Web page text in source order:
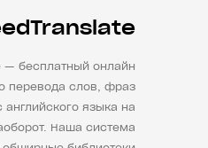
— бесплатный онлайн
перевода слов, фраз
языка на
Наша система